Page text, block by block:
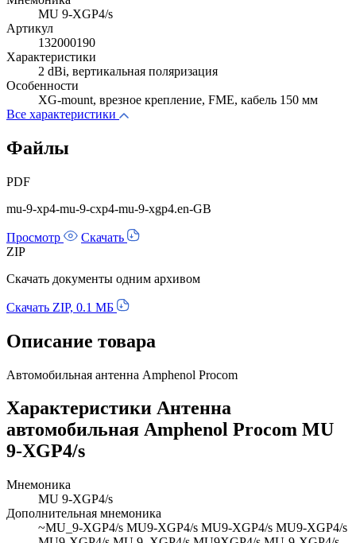
MU 9-XGP4/s
Артикул
132000190
Характеристики
2 dBi, вертикальная поляризация
Особенности
XG-mount, врезное крепление, FME, кабель 150 мм
Все характеристики
Файлы
PDF
mu-9-xp4-mu-9-cxp4-mu-9-xgp4.en-GB
Просмотр
Скачать
ZIP
Скачать документы одним архивом
Скачать ZIP, 0.1 МБ
Описание товара
Автомобильная антенна Amphenol Procom
Характеристики Антенна
автомобильная Amphenol Procom MU
9-XGP4/s
Мнемоника
MU 9-XGP4/s
Дополнительная мнемоника
~MU_9-XGP4/s MU9-XGP4/s MU9-XGP4/s MU9-XGP4/s